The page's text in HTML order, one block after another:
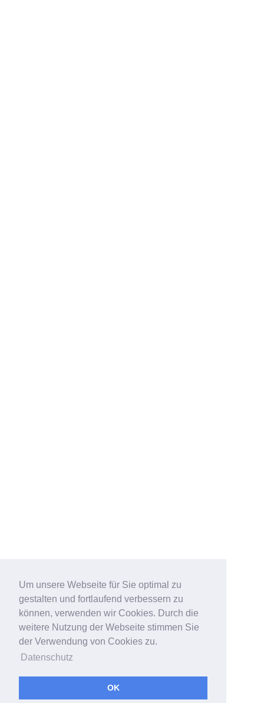
Um unsere Webseite für Sie optimal zu
gestalten und fortlaufend verbessern zu
können, verwenden wir Cookies. Durch die
weitere Nutzung der Webseite stimmen Sie
der Verwendung von Cookies zu.
Datenschutz
OK